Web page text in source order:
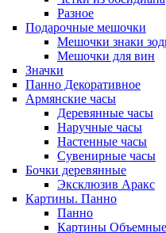
Разное
Подарочные мешочки
Мешочки знаки
Мешочки для вин
Значки
Панно Декоративное
Армянские часы
Деревянные часы
Наручные часы
Настенные часы
Сувенирные часы
Бочки деревянные
Эксклюзив Аракс
Картины. Панно
Панно
Картины Объемные